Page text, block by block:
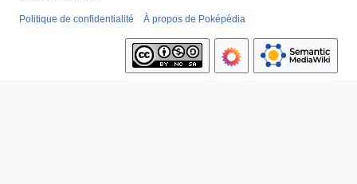
Politique de confidentialité À propos de Poképédia